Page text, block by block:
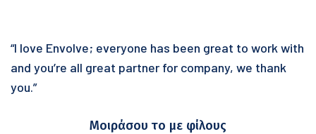
“I love Envolve; everyone has been great to work with
and you’re all great partner for company, we thank
you.”
Μοιράσου το με φίλους